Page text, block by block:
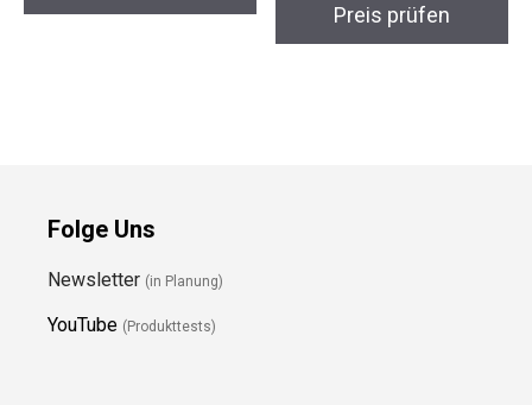
Preis prüfen
Folge Uns
Newsletter (in Planung)
YouTube (Produkttests)